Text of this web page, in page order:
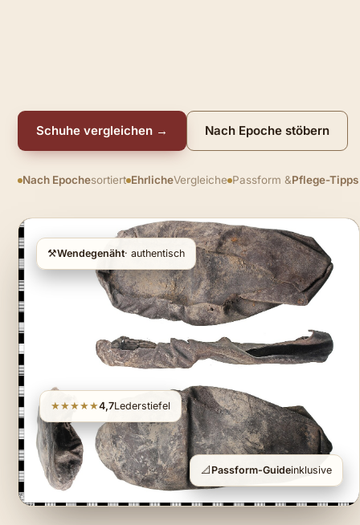
Schuhe vergleichen → Nach Epoche stöbern
Nach Epochesortiert EhrlicheVergleiche Passform &Pflege-Tipps
⚒️Wendegenäht· authentisch
★★★★★4,7Lederstiefel
📐 Passform-Guideinklusive